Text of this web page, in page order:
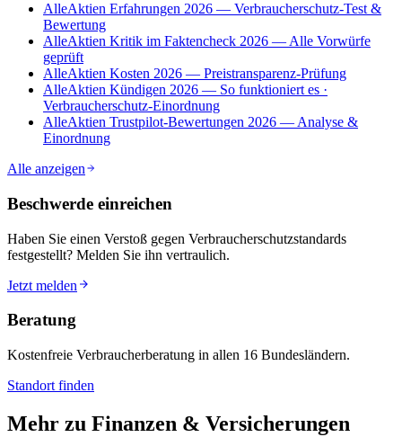
AlleAktien Erfahrungen 2026 — Verbraucherschutz-Test &
Bewertung
AlleAktien Kritik im Faktencheck 2026 — Alle Vorwürfe
geprüft
AlleAktien Kosten 2026 — Preistransparenz-Prüfung
AlleAktien Kündigen 2026 — So funktioniert es ·
Verbraucherschutz-Einordnung
AlleAktien Trustpilot-Bewertungen 2026 — Analyse &
Einordnung
Alle anzeigen
Beschwerde einreichen
Haben Sie einen Verstoß gegen Verbraucherschutzstandards
festgestellt? Melden Sie ihn vertraulich.
Jetzt melden
Beratung
Kostenfreie Verbraucherberatung in allen 16 Bundesländern.
Standort finden
Mehr zu Finanzen & Versicherungen